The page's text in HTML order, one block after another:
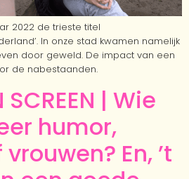
2022 de trieste titel
In onze stad kwamen namelijk
door geweld. De impact van een
de nabestaanden.
SCREEN | Wie
humor,
En, ’t